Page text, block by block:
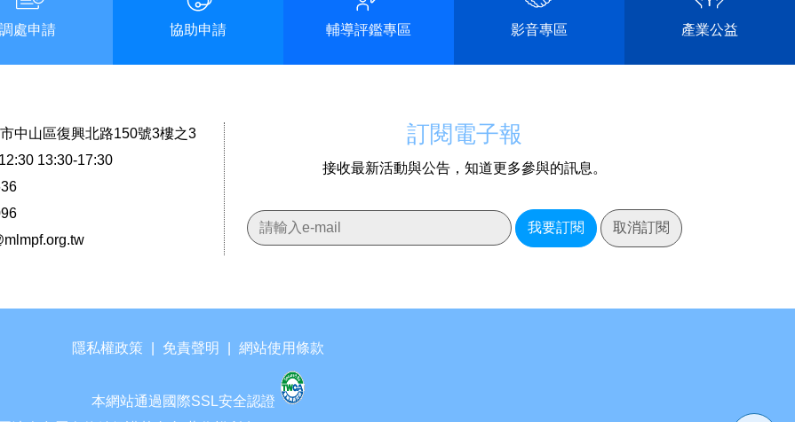
調處申請 協助申請 輔導評鑑專區 影音專區 產業公益
中山區復興北路150號3樓之3
13:30-17:30
訂閱電子報
接收最新活動與公告，知道更多參與的訊息。
我要訂閱 取消訂閱
隱私權政策 免責聲明 網站使用條款
本網站通過國際SSL安全認證